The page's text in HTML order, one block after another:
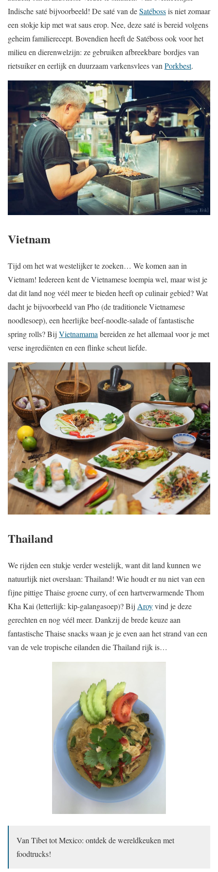
Indische saté bijvoorbeeld! De saté van deSatébossis niet zomaar
een stokje kip met wat saus erop. Nee, deze saté is bereid volgens
geheim familierecept. Bovendien heeft de Satéboss ook voor het
milieu en dierenwelzijn: ze gebruiken afbreekbare bordjes van
rietsuiker en eerlijk en duurzaam varkensvlees van Porkbest.
Vietnam
Tijd om het wat westelijker te zoeken… We komen aan in
Vietnam! Iedereen kent de Vietnamese loempia wel, maar wist je
dat dit land nog véél meer te bieden heeft op culinair gebied? Wat
dacht je bijvoorbeeld van Pho (de traditionele Vietnamese
noodlesoep), een heerlijke beef-noodle-salade of fantastische
spring rolls? Bij Vietnamamabereiden ze het allemaal voor je met
verse ingrediënten en een flinke scheut liefde.
Thailand
We rijden een stukje verder westelijk, want dit land kunnen we
natuurlijk niet overslaan: Thailand! Wie houdt er nu niet van een
fijne pittige Thaise groene curry, of een hartverwarmende Thom
Kha Kai (letterlijk: kip-galangasoep)? Bij Aroyvind je deze
gerechten en nog véél meer. Dankzij de brede keuze aan
fantastische Thaise snacks waan je je even aan het strand van een
van de vele tropische eilanden die Thailand rijk is…
Van Tibet tot Mexico: ontdek de wereldkeuken met
foodtrucks!